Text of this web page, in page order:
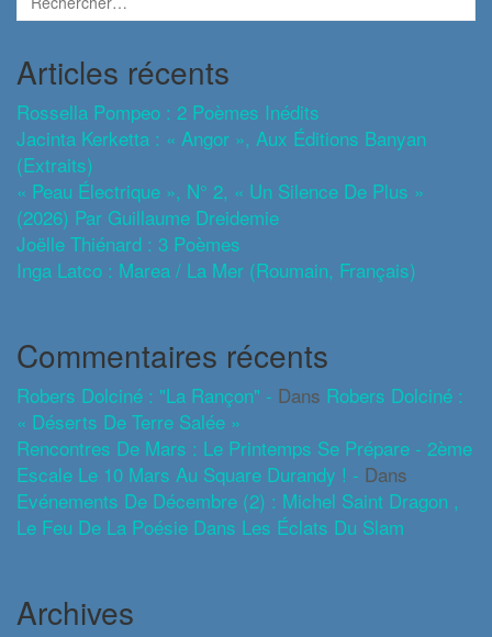
Articles récents
Rossella Pompeo : 2 Poèmes Inédits
Jacinta Kerketta : « Angor », Aux Éditions Banyan
(extraits)
« Peau Électrique », N° 2, « Un Silence De Plus »
(2026) Par Guillaume Dreidemie
Joëlle Thiénard : 3 Poèmes
Inga Latco : Marea / La Mer (roumain, Français)
Commentaires récents
Robers Dolciné : "La Rançon" - Dans Robers Dolciné :
« Déserts De Terre Salée »
Rencontres De Mars : Le Printemps Se Prépare - 2ème
Escale Le 10 Mars Au Square Durandy ! - Dans
Evénements De Décembre (2) : Michel Saint Dragon ,
Le Feu De La Poésie Dans Les Éclats Du Slam
Archives